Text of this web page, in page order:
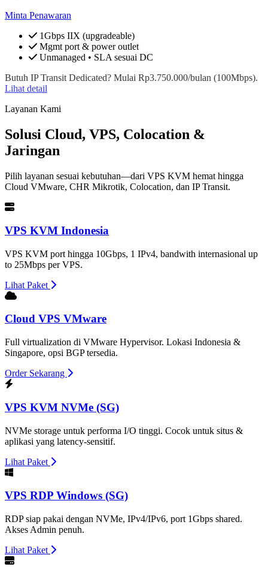
Minta Penawaran
1Gbps IIX (upgradeable)
Mgmt port & power outlet
Unmanaged • SLA sesuai DC
Butuh IP Transit Dedicated? Mulai Rp3.750.000/bulan (100Mbps).
Lihat detail
Layanan Kami
Solusi Cloud, VPS, Colocation &
Jaringan
Pilih layanan sesuai kebutuhan—dari VPS KVM hemat hingga
Cloud VMware, CHR Mikrotik, Colocation, dan IP Transit.
VPS KVM Indonesia
VPS KVM port hingga 10Gbps, 1 IPv4, bandwith internasional up
to 25Mbps per VPS.
Lihat Paket
Cloud VPS VMware
Full virtualization di VMware Hypervisor. Lokasi Indonesia &
Singapore, opsi BGP tersedia.
Order Sekarang
VPS KVM NVMe (SG)
NVMe storage untuk performa I/O tinggi. Cocok untuk situs &
aplikasi yang latency-sensitif.
Lihat Paket
VPS RDP Windows (SG)
RDP siap pakai dengan NVMe, IPv4/IPv6, port 1Gbps shared.
Akses Admin penuh.
Lihat Paket